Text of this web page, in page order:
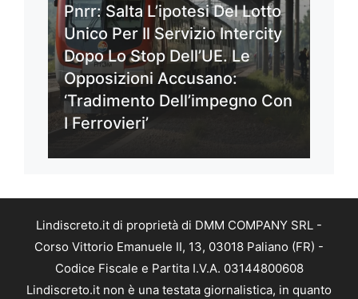
Pnrr: Salta L’ipotesi Del Lotto
Unico Per Il Servizio Intercity
Dopo Lo Stop Dell’UE. Le
Opposizioni Accusano:
‘Tradimento Dell’impegno Con
I Ferrovieri’
Lindiscreto.it di proprietà di DMM COMPANY SRL -
Corso Vittorio Emanuele II, 13, 03018 Paliano (FR) -
Codice Fiscale e Partita I.V.A. 03144800608
Lindiscreto.it non è una testata giornalistica, in quanto